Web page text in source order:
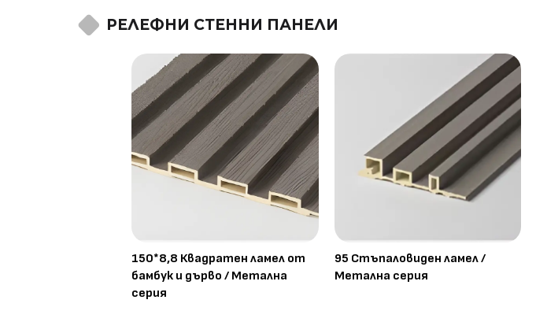
РЕЛЕФНИ СТЕННИ ПАНЕЛИ
150*8,8 Квадратен ламел от
бамбук и дърво / Метална
серия
95 Стъпаловиден ламел /
Метална серия